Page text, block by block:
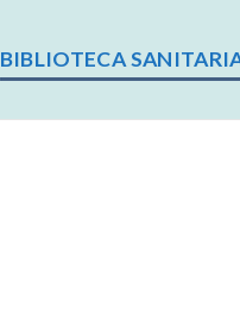
BIBLIOTECA